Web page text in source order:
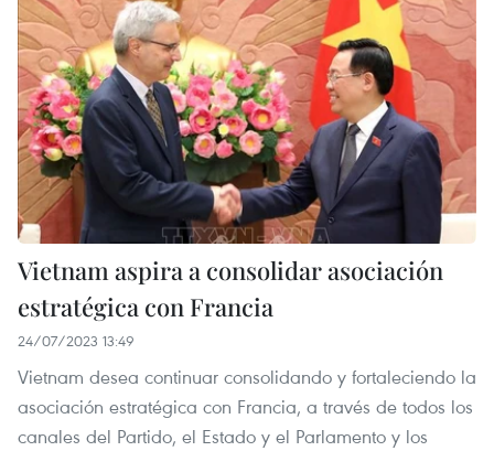
Vietnam aspira a consolidar asociación
estratégica con Francia
24/07/2023 13:49
Vietnam desea continuar consolidando y fortaleciendo la
asociación estratégica con Francia, a través de todos los
canales del Partido, el Estado y el Parlamento y los